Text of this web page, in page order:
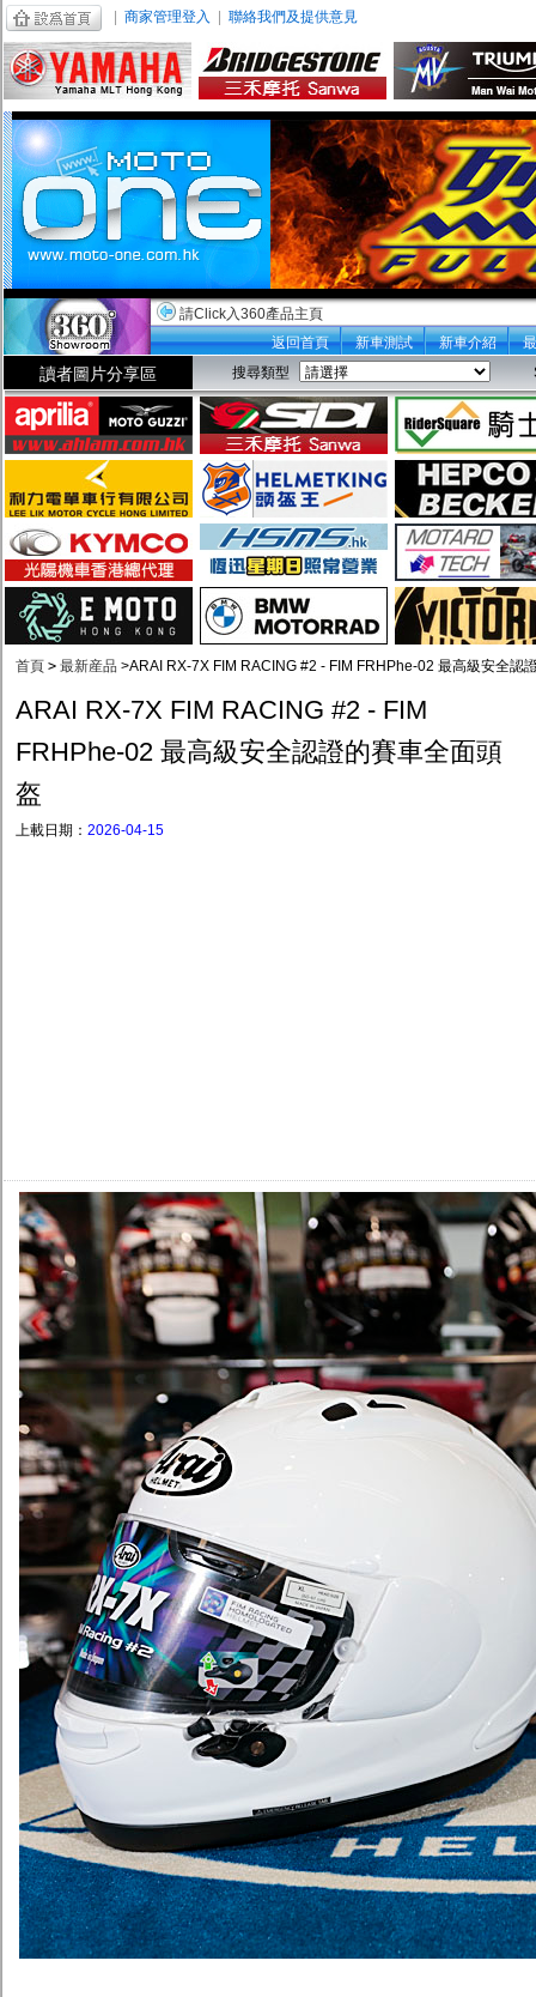
商家管理登入 聯絡我們及提供意見
請Click入360產品主頁
返回首頁
新車測試 新車介紹
讀者圖片分享區 搜尋類型
首頁 > 最新産品 >ARAI RX-7X FIM RACING #2 - FIM FRHPhe-02 最高級安全認
ARAI RX-7X FIM RACING #2 - FIM
FRHPhe-02 最高級安全認證的賽車全面頭
盔
上載日期： 2026-04-15